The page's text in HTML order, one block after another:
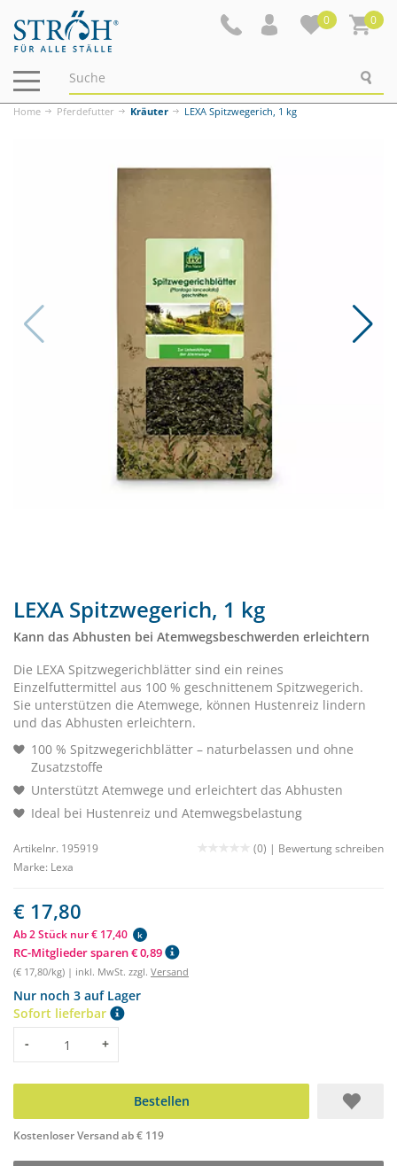
0 0
Navigation
ein-/ausblenden
Home Pferdefutter Kräuter LEXA Spitzwegerich, 1 kg
LEXA Spitzwegerich, 1 kg
Kann das Abhusten bei Atemwegsbeschwerden erleichtern
Die LEXA Spitzwegerichblätter sind ein reines
Einzelfuttermittel aus 100 % geschnittenem Spitzwegerich.
Sie unterstützen die Atemwege, können Hustenreiz lindern
und das Abhusten erleichtern.
100 % Spitzwegerichblätter – naturbelassen und ohne
Zusatzstoffe
Unterstützt Atemwege und erleichtert das Abhusten
Ideal bei Hustenreiz und Atemwegsbelastung
Artikelnr. 195919 (0) | Bewertung schreiben
Marke: Lexa
€ 17,80
Ab 2 Stück nur € 17,40 k
RC-Mitglieder sparen € 0,89
(€ 17,80/kg) | inkl. MwSt. zzgl. Versand
Nur noch 3 auf Lager
Sofort lieferbar
Menge
- +
Bestellen
Kostenloser Versand ab € 119